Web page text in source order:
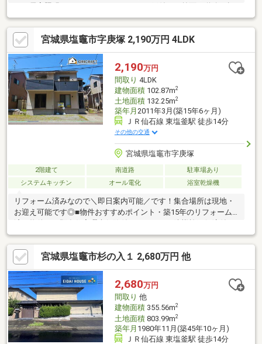
広なので解放感抜群です！駐車も楽々♪・お綺麗に使用いただいて
ましたので、そのままお住まいになることも可能です♪■周辺環
境・アクセス・「本塩釜」駅徒歩７分・ヨークベニマル徒歩３
分・イオンタウン塩釜徒歩８分・すき家徒歩２分・ファミリーマ
ート徒歩５分
宮城県塩竈市字庚塚 2,190万円 4LDK
2,190万円
間取り 4LDK
建物面積102.87m2
土地面積132.25m2
築年月 2011年3月(築15年6ヶ月)
ＪＲ仙石線 東塩釜駅 徒歩14分
その他の交通
宮城県塩竈市字庚塚
2階建て 南道路
駐車場あり
システムキッチン
オール電化 浴室乾燥機
リフォーム済みなので＼即日案内可能／です！集合場所は現地・
お迎え可能です◎■物件おすすめポイント・築15年のリフォーム
の安心住宅♪・一押しのスーパー「トライアル」車5分！！・南面
道路なので日当たり良好☆■周辺環境・アクセス・杉の入小学
校 徒歩13分・第二中学校 徒歩11分・藤倉保育所 徒歩14分・
ウジエスーパ 徒歩10分・ファミリーマート 徒歩6分・ツルハ
ドラッグ 徒歩10分・トライアル 車5分
宮城県塩竈市杉の入１ 2,680万円 他
2,680万円
間取り 他
建物面積355.56m2
土地面積803.99m2
築年月 1980年11月(築45年10ヶ月)
ＪＲ仙石線 東塩釜駅 徒歩14分